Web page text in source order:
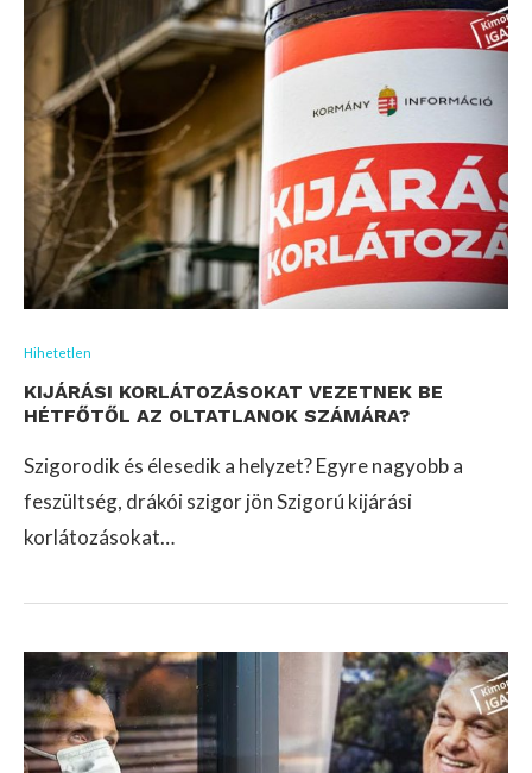
Hihetetlen
KIJÁRÁSI KORLÁTOZÁSOKAT VEZETNEK BE
HÉTFŐTŐL AZ OLTATLANOK SZÁMÁRA?
Szigorodik és élesedik a helyzet? Egyre nagyobb a
feszültség, drákói szigor jön Szigorú kijárási
korlátozásokat…